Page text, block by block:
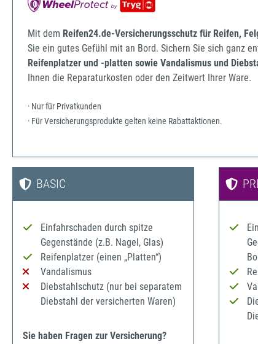
Mit dem Reifen24.de-Versicherungsschutz für Reifen,
Sie ein gutes Gefühl mit an Bord. Sichern Sie sich ganz
Reifenplatzer und -platten sowie Vandalismus und
Ihnen die Reparaturkosten oder den Zeitwert Ihrer Ware.
· Nur für Privatkunden
· Für Versicherungsprodukte gelten keine Rabattaktionen.
BASIC
Einfahrschaden durch spitze
Gegenstände (z.B. Nagel, Glas)
Reifenplatzer (einen „Platten“)
Vandalismus
Diebstahlschutz (nur bei separatem
Diebstahl der versicherten Waren)
Sie haben Fragen zur Versicherung?